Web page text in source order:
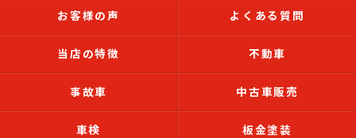
お客様の声 よくある質問
当店の特徴 不動車
事故車 中古車販売
車検 板金塗装